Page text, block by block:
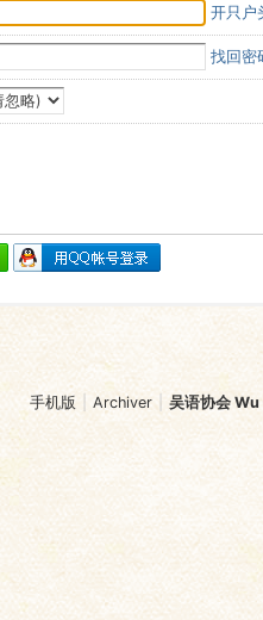
开只户
找回密
手机版 Archiver 吴语协会